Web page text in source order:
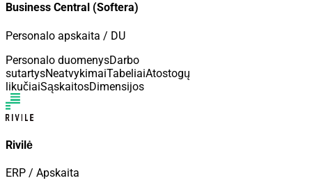
Business Central (Softera)
Personalo apskaita / DU
Personalo duomenysDarbo
sutartysNeatvykimaiTabeliaiAtostogų
likučiaiSąskaitosDimensijos
Rivilė
ERP / Apskaita